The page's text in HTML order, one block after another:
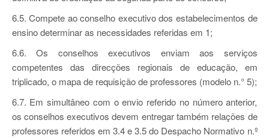
6.5. Compete ao conselho executivo dos estabelecimentos de
ensino determinar as necessidades referidas em 1;
6.6. Os conselhos executivos enviam aos serviços
competentes das direcções regionais de educação, em
triplicado, o mapa de requisição de professores (modelo n.° 5);
6.7. Em simultâneo com o envio referido no número anterior,
os conselhos executivos devem entregar também relações de
professores referidos em 3.4 e 3.5 do Despacho Normativo n.º